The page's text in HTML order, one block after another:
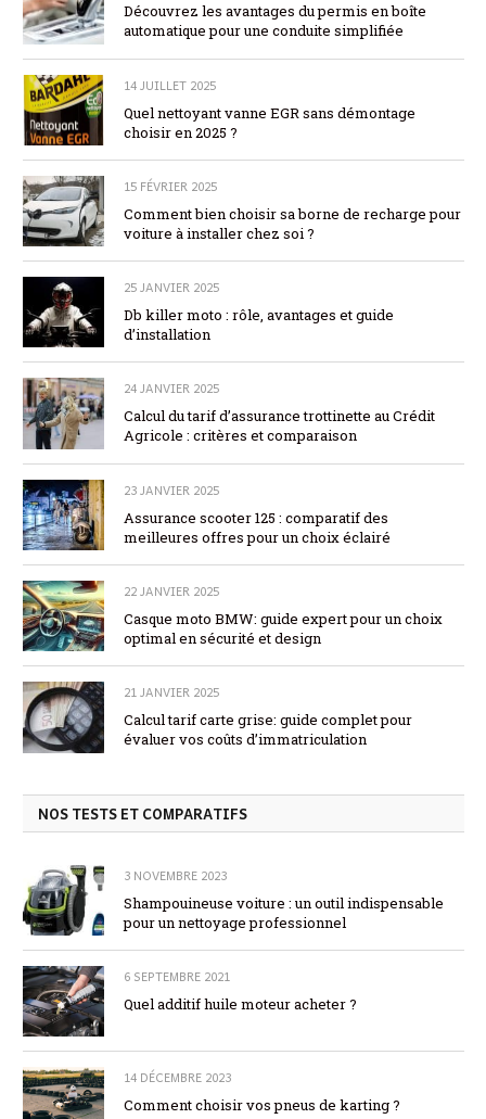
Découvrez les avantages du permis en boîte
automatique pour une conduite simplifiée
14 JUILLET 2025
Quel nettoyant vanne EGR sans démontage
choisir en 2025 ?
15 FÉVRIER 2025
Comment bien choisir sa borne de recharge pour
voiture à installer chez soi ?
25 JANVIER 2025
Db killer moto : rôle, avantages et guide
d’installation
24 JANVIER 2025
Calcul du tarif d’assurance trottinette au Crédit
Agricole : critères et comparaison
23 JANVIER 2025
Assurance scooter 125 : comparatif des
meilleures offres pour un choix éclairé
22 JANVIER 2025
Casque moto BMW: guide expert pour un choix
optimal en sécurité et design
21 JANVIER 2025
Calcul tarif carte grise: guide complet pour
évaluer vos coûts d’immatriculation
NOS TESTS ET COMPARATIFS
3 NOVEMBRE 2023
Shampouineuse voiture : un outil indispensable
pour un nettoyage professionnel
6 SEPTEMBRE 2021
Quel additif huile moteur acheter ?
14 DÉCEMBRE 2023
Comment choisir vos pneus de karting ?